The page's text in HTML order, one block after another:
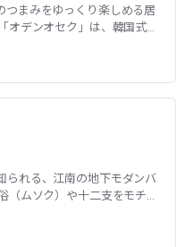
つまみをゆっくり楽しめる居
デンオセク」は、韓国式の
られる、江南の地下モダンバ
（ムソク）や十二支をモチー